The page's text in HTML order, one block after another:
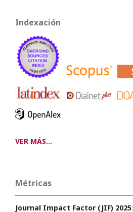
Indexación
VER MÁS...
Métricas
Journal Impact Factor (JIF) 2025: